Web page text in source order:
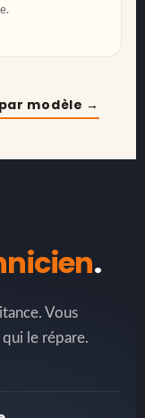
modèle →
.
Vous
le répare.